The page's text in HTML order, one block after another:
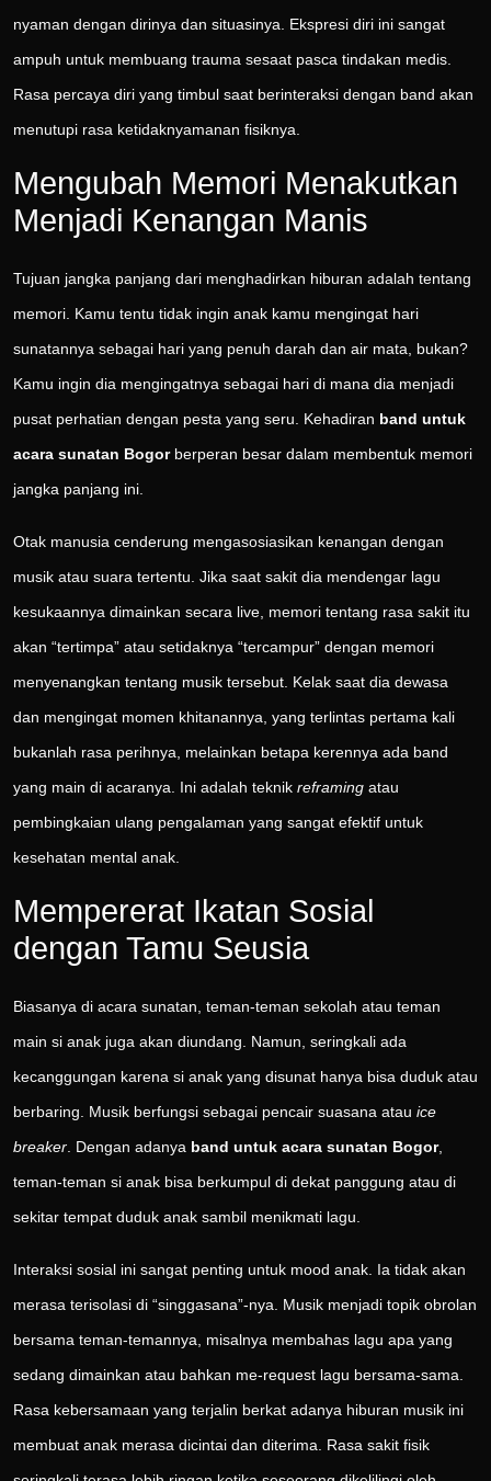
nyaman dengan dirinya dan situasinya. Ekspresi diri ini sangat
ampuh untuk membuang trauma sesaat pasca tindakan medis.
Rasa percaya diri yang timbul saat berinteraksi dengan band akan
menutupi rasa ketidaknyamanan fisiknya.
Mengubah Memori Menakutkan
Menjadi Kenangan Manis
Tujuan jangka panjang dari menghadirkan hiburan adalah tentang
memori. Kamu tentu tidak ingin anak kamu mengingat hari
sunatannya sebagai hari yang penuh darah dan air mata, bukan?
Kamu ingin dia mengingatnya sebagai hari di mana dia menjadi
pusat perhatian dengan pesta yang seru. Kehadiran band untuk
acara sunatan Bogorberperan besar dalam membentuk memori
jangka panjang ini.
Otak manusia cenderung mengasosiasikan kenangan dengan
musik atau suara tertentu. Jika saat sakit dia mendengar lagu
kesukaannya dimainkan secara live, memori tentang rasa sakit itu
akan “tertimpa” atau setidaknya “tercampur” dengan memori
menyenangkan tentang musik tersebut. Kelak saat dia dewasa
dan mengingat momen khitanannya, yang terlintas pertama kali
bukanlah rasa perihnya, melainkan betapa kerennya ada band
yang main di acaranya. Ini adalah teknik reframing atau
pembingkaian ulang pengalaman yang sangat efektif untuk
kesehatan mental anak.
Mempererat Ikatan Sosial
dengan Tamu Seusia
Biasanya di acara sunatan, teman-teman sekolah atau teman
main si anak juga akan diundang. Namun, seringkali ada
kecanggungan karena si anak yang disunat hanya bisa duduk atau
berbaring. Musik berfungsi sebagai pencair suasana atau ice
breaker . Dengan adanya band untuk acara sunatan Bogor,
teman-teman si anak bisa berkumpul di dekat panggung atau di
sekitar tempat duduk anak sambil menikmati lagu.
Interaksi sosial ini sangat penting untuk mood anak. Ia tidak akan
merasa terisolasi di “singgasana”-nya. Musik menjadi topik obrolan
bersama teman-temannya, misalnya membahas lagu apa yang
sedang dimainkan atau bahkan me-request lagu bersama-sama.
Rasa kebersamaan yang terjalin berkat adanya hiburan musik ini
membuat anak merasa dicintai dan diterima. Rasa sakit fisik